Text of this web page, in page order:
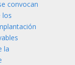
convocan
los
la